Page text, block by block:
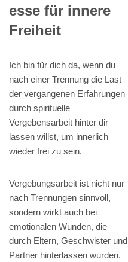
esse für innere
Freiheit
Ich bin für dich da, wenn du
nach einer Trennung die Last
der vergangenen Erfahrungen
durch spirituelle
Vergebensarbeit hinter dir
lassen willst, um innerlich
wieder frei zu sein.
Vergebungsarbeit ist nicht nur
nach Trennungen sinnvoll,
sondern wirkt auch bei
emotionalen Wunden, die
durch Eltern, Geschwister und
Partner hinterlassen wurden.